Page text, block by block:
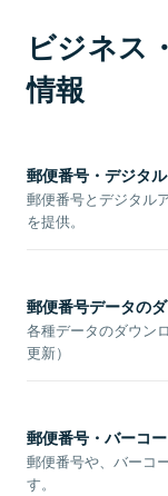
ビジネス
情報
郵便番号・デジタ
郵便番号とデジタル
を提供。
郵便番号データの
各種データのダウン
更新）
郵便番号・バーコ
郵便番号や、バーコ
す。